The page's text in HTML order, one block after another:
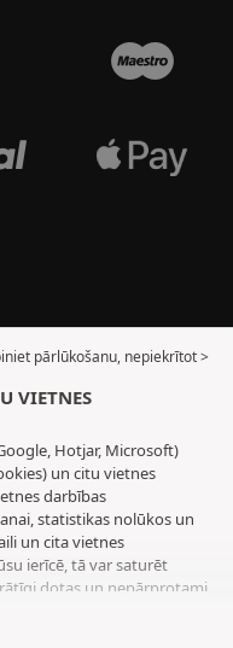
pārlūkošanu, nepiekrītot >
VIETNES
Hotjar, Microsoft)
un citu vietnes
darbības
statistikas nolūkos un
un cita vietnes
ierīcē, tā var saturēt
dotas un nepārprotami
vietnes